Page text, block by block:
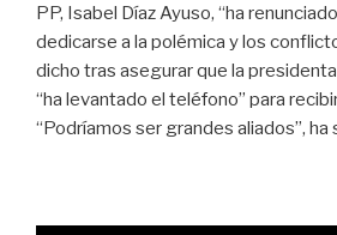
PP, Isabel Díaz Ayuso, “ha
dedicarse a la polémica y los
dicho tras asegurar que la
“ha levantado el teléfono” para
“Podríamos ser grandes aliados”, ha